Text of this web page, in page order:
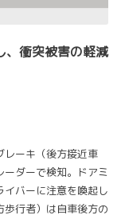
、衝突被害の軽減
レーキ（後方接近車
ダーで検知。ドアミ
バーに注意を喚起し
歩行者）は自車後方の